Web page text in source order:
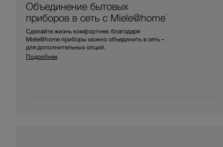
Объединение бытовых
приборов в сеть с Miele@home*
Сделайте жизнь комфортнее: благодаря
Miele@home приборы можно объединить в сеть –
для дополнительных опций.
Подробнее